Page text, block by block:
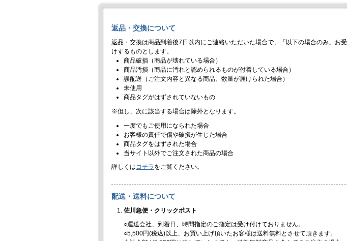
返品・交換について
返品・交換は商品到着後7日以内にご連絡いただいた場合で、「以下の場合のみ」お受
けするものとします。
商品破損（商品が壊れている場合）
商品汚損（商品に汚れと認められるものが付着している場合）
誤配送（ご注文内容と異なる商品、数量が届けられた場合）
未使用
商品タグがはずされていないもの
※但し、次に該当する場合は除外となります。
一度でもご使用になられた場合
お客様の責任で傷や破損が生じた場合
商品タグをはずされた場合
当サイト以外でご注文された商品の場合
詳しくはコチラ をご覧ください。
配送・送料について
佐川急便・クリックポスト
○運送会社、到着日、時間指定のご指定は受け付けておりません。
○5,500円(税込)以上、お買い上げ頂いたお客様は送料無料とさせて頂きます。